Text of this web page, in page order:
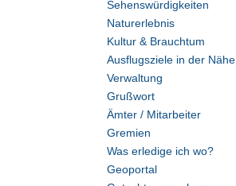
Sehenswürdigkeiten
Naturerlebnis
Kultur & Brauchtum
Ausflugsziele in der Nähe
Verwaltung
Grußwort
Ämter / Mitarbeiter
Gremien
Was erledige ich wo?
Geoportal